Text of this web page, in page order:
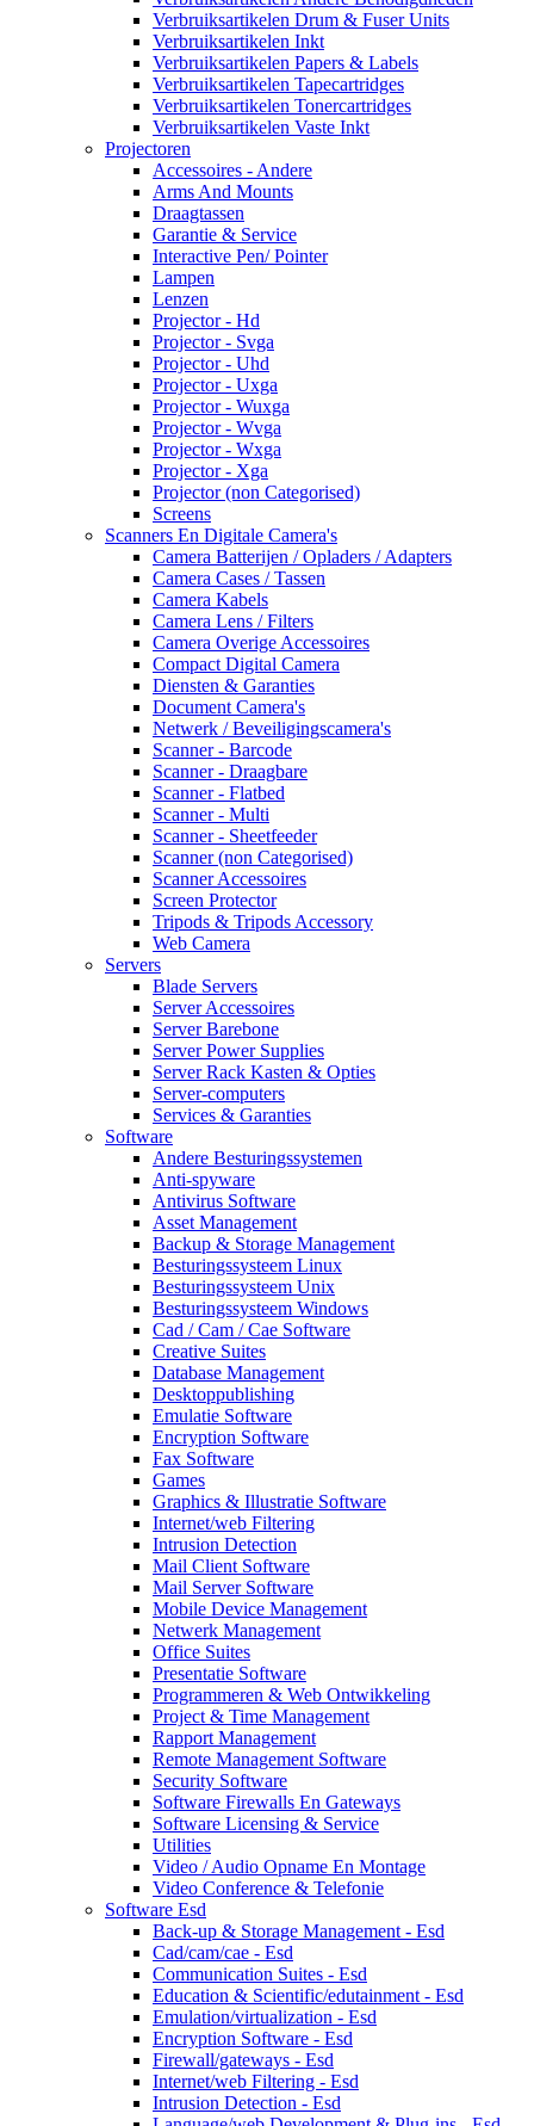
Verbruiksartikelen Drum & Fuser Units
Verbruiksartikelen Inkt
Verbruiksartikelen Papers & Labels
Verbruiksartikelen Tapecartridges
Verbruiksartikelen Tonercartridges
Verbruiksartikelen Vaste Inkt
Projectoren
Accessoires - Andere
Arms And Mounts
Draagtassen
Garantie & Service
Interactive Pen/ Pointer
Lampen
Lenzen
Projector - Hd
Projector - Svga
Projector - Uhd
Projector - Uxga
Projector - Wuxga
Projector - Wvga
Projector - Wxga
Projector - Xga
Projector (non Categorised)
Screens
Scanners En Digitale Camera's
Camera Batterijen / Opladers / Adapters
Camera Cases / Tassen
Camera Kabels
Camera Lens / Filters
Camera Overige Accessoires
Compact Digital Camera
Diensten & Garanties
Document Camera's
Netwerk / Beveiligingscamera's
Scanner - Barcode
Scanner - Draagbare
Scanner - Flatbed
Scanner - Multi
Scanner - Sheetfeeder
Scanner (non Categorised)
Scanner Accessoires
Screen Protector
Tripods & Tripods Accessory
Web Camera
Servers
Blade Servers
Server Accessoires
Server Barebone
Server Power Supplies
Server Rack Kasten & Opties
Server-computers
Services & Garanties
Software
Andere Besturingssystemen
Anti-spyware
Antivirus Software
Asset Management
Backup & Storage Management
Besturingssysteem Linux
Besturingssysteem Unix
Besturingssysteem Windows
Cad / Cam / Cae Software
Creative Suites
Database Management
Desktoppublishing
Emulatie Software
Encryption Software
Fax Software
Games
Graphics & Illustratie Software
Internet/web Filtering
Intrusion Detection
Mail Client Software
Mail Server Software
Mobile Device Management
Netwerk Management
Office Suites
Presentatie Software
Programmeren & Web Ontwikkeling
Project & Time Management
Rapport Management
Remote Management Software
Security Software
Software Firewalls En Gateways
Software Licensing & Service
Utilities
Video / Audio Opname En Montage
Video Conference & Telefonie
Software Esd
Back-up & Storage Management - Esd
Cad/cam/cae - Esd
Communication Suites - Esd
Education & Scientific/edutainment - Esd
Emulation/virtualization - Esd
Encryption Software - Esd
Firewall/gateways - Esd
Internet/web Filtering - Esd
Intrusion Detection - Esd